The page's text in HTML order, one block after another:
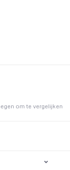
om te vergelijken